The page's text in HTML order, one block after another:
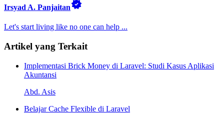
Irsyad A. Panjaitan
Let's start living like no one can help ...
Artikel yang Terkait
Implementasi Brick Money di Laravel: Studi Kasus Aplikasi
Akuntansi
Abd. Asis
Belajar Cache Flexible di Laravel